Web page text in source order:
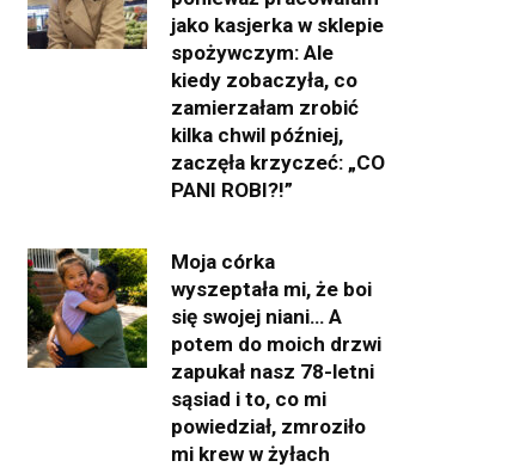
jako kasjerka w sklepie
spożywczym: Ale
kiedy zobaczyła, co
zamierzałam zrobić
kilka chwil później,
zaczęła krzyczeć: „CO
PANI ROBI?!”
Moja córka
wyszeptała mi, że boi
się swojej niani… A
potem do moich drzwi
zapukał nasz 78-letni
sąsiad i to, co mi
powiedział, zmroziło
mi krew w żyłach